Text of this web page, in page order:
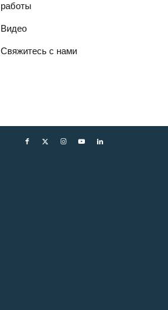
работы
Видео
Свяжитесь с нами